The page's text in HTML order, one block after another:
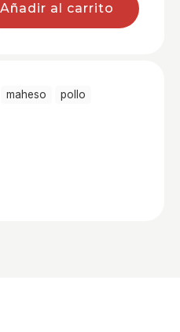
Añadir al carrito
maheso
pollo